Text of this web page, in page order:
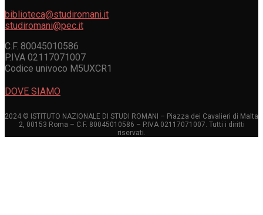
biblioteca@studiromani.it
studiromani@pec.it
C.F. 80045010586
P.IVA 02117071007
Codice univoco M5UXCR1
DOVE SIAMO
2024 © ISTITUTO NAZIONALE DI STUDI ROMANI – Piazza dei Cavalieri di Malta
2, 00153 Roma – C.F. 80045010586 – P.IVA 02117071007. Tutti i diritti
riservati.